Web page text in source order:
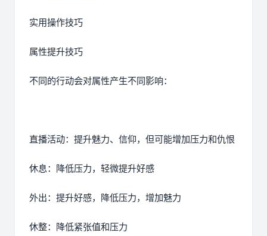
实用操作技巧
属性提升技巧
不同的行动会对属性产生不同影响：
直播活动：提升魅力、信仰，但可能增加压力和仇恨
休息：降低压力，轻微提升好感
外出：提升好感，降低压力，增加魅力
休整：降低紧张值和压力